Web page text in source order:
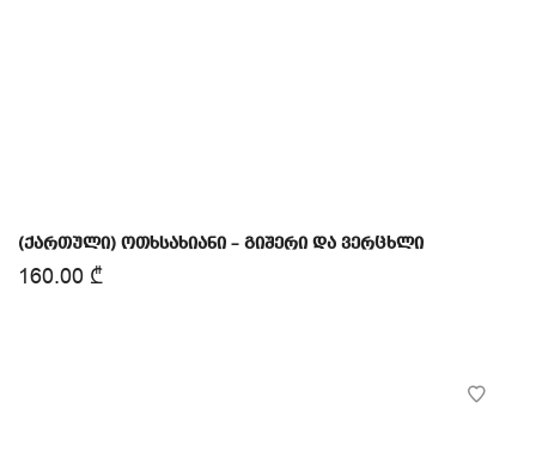
(ქართული) ოთხსახიანი – გიშერი და ვერცხლი
160.00 ₾